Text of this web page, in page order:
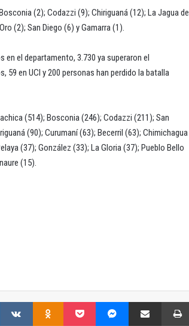
(2); Codazzi (9); Chiriguaná (12); La Jagua de
(2); San Diego (6) y Gamarra (1).
el departamento, 3.730 ya superaron el
59 en UCI y 200 personas han perdido la batalla
(514); Bosconia (246); Codazzi (211); San
(90); Curumaní (63); Becerril (63); Chimichagua
(37); González (33); La Gloria (37); Pueblo Bello
(15).
Reddit VKontakte Odnoklassniki Pocket Messenger Compartir por correo electrónico